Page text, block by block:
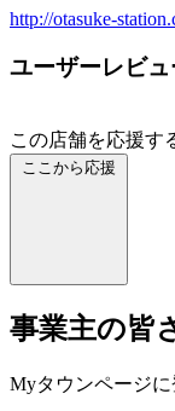
http://otasuke-
ユーザーレビュ
この店舗を応援す
ここから応援
事業主の皆
Myタウンページに